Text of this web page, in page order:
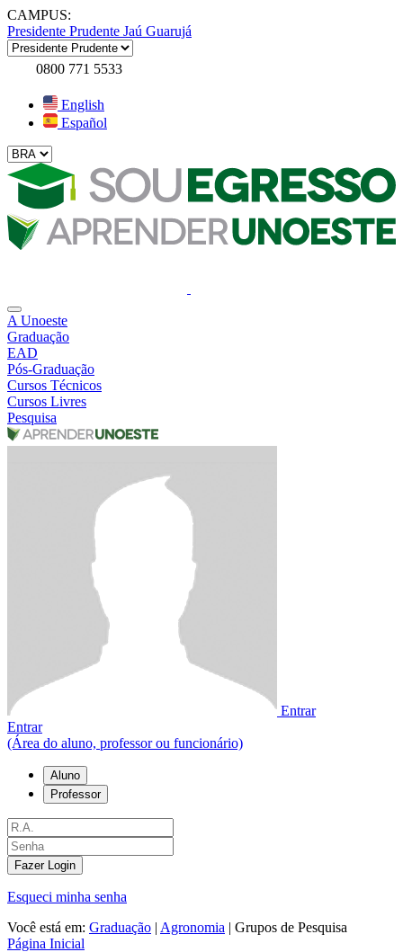
CAMPUS:
Presidente Prudente Jaú Guarujá
0800 771 5533
English
Español
A Unoeste
Graduação
EAD
Pós-Graduação
Cursos Técnicos
Cursos Livres
Pesquisa
Entrar
Entrar
(Área do aluno, professor ou funcionário)
Aluno
Professor
Fazer Login
Esqueci minha senha
Você está em: Graduação | Agronomia | Grupos de Pesquisa
Página Inicial